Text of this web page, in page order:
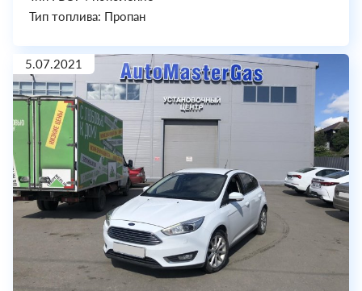
Тип топлива: Пропан
5.07.2021